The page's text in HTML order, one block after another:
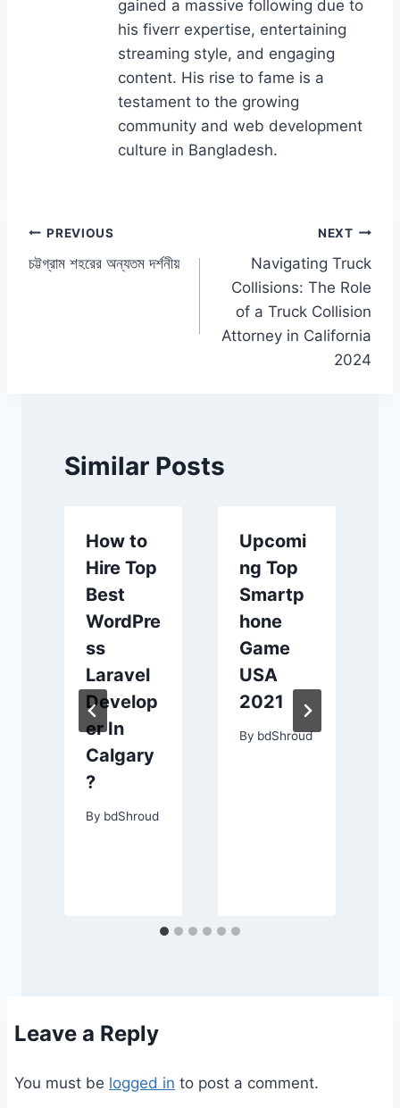
gained a massive following due to
his fiverr expertise, entertaining
streaming style, and engaging
content. His rise to fame is a
testament to the growing
community and web development
culture in Bangladesh.
Post
navigation
PREVIOUS
চট্টগ্রাম শহরের অন্যতম দর্শনীয়
NEXT
Navigating Truck
Collisions: The Role
of a Truck Collision
Attorney in California
2024
Similar Posts
How to
Hire Top
Best
WordPre
ss
Laravel
Develop
er In
Calgary
?
By bdShroud
Upcomi
ng Top
Smartp
hone
Game
USA
2021
By bdShroud
Leave a Reply
You must be logged in to post a comment.